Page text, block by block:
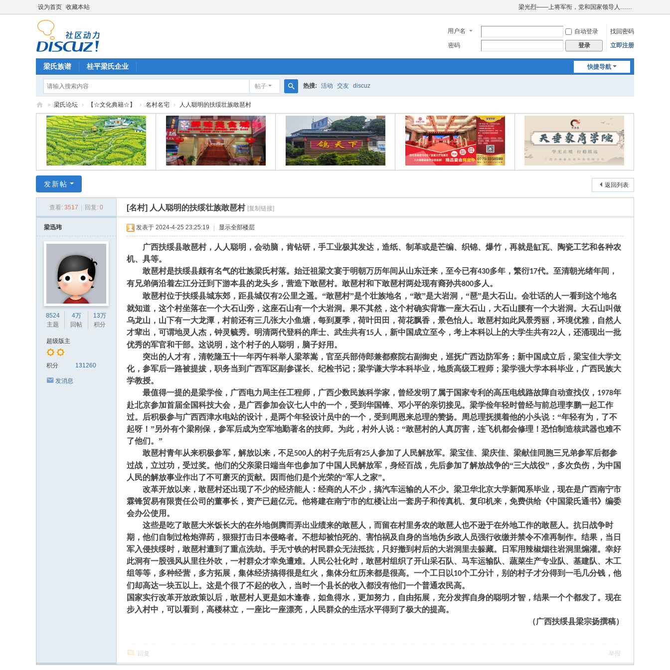
设为首页 收藏本站 梁光烈——上将军衔，党和国家领导人……
用户名 自动登录
找回密码
密码
登录 立即注册
快捷导航
梁氏族谱 桂平梁氏企业
帖子
索
热搜: 活动 交友 discuz
» 梁氏论坛 › 【☆文化典籍☆】 › 名村名宅 › 人人聪明的扶绥壮族敢琶村
返回列表
发新帖
查看: 3517 回复: 0 [名村] 人人聪明的扶绥壮族敢琶村 [复制链接]
梁迅玮
8524
主题
4万
回帖
13万
积分
超级版主
积分 131260
发消息
发表于 2024-4-25 23:25:19 显示全部楼层
广西扶绥县敢琶村，人人聪明，会动脑，肯钻研，手工业极其发达，造纸、制革或是芒编、织锦、爆竹，再就是缸瓦、陶瓷工艺和各种农
机、具等。
敢琶村是扶绥县颇有名气的壮族梁氏村落。始迁祖梁文宴于明朝万历年间从山东迁来，至今已有430多年，繁衍17代。至清朝光绪年间，
有兄弟俩沿着左江分迁到下游本县的龙头乡，营造下敢琶村。敢琶村和下敢琶村两处现有裔孙共800多人。
敢琶村位于扶绥县城东郊，距县城仅有2公里之遥。“敢琶村”是个壮族地名，“敢”是大岩洞，“琶”是大石山。会壮话的人一看到这个地名
就知道，这个村坐落在一个大石山旁，这座石山有一个大岩洞。果不其然，这个村确实背靠一座大石山，大石山腰有一个大岩洞。大石山叫做
乌龙山，山下有一大龙潭，村前还有三几张大小鱼塘，每到夏季，荷叶田田，荷花飘香，景色怡人。敢琶村如此风景秀丽，环境优雅，自然人
才辈出，可谓地灵人杰，钟灵毓秀。明清两代登科的庠士、武生共有15人，新中国成立至今，考上本科以上的大学生共有22人，还涌现出一批
优秀的军官和干部。这说明，这个村子的人聪明，脑子好用。
突出的人才有，清乾隆五十一年丙午科举人梁萃嵩，官至兵部侍郎兼都察院右副御史，巡抚广西边防军务；新中国成立后，梁宝佳大学文
化，参军后一路被提拔，职务当到广西军区副参谋长、纪检书记；梁学谦大学本科毕业，地质高级工程师；梁学强大学本科毕业，广西民族大
学教授。
最值得一提的是梁学俭，广西电力局主任工程师，广西少数民族科学家，曾经发明了属于国家专利的高压电线路故障自动查找仪， 1978年
赴北京参加首届全国科技大会，是广西参加会议七人中的一个，受到华国锋、邓小平的亲切接见。梁学俭年轻时曾经与前总理李鹏一起工作
过。后积极参与广西西津水电站的设计，是两个年轻设计员中的一个，受到周恩来总理的赞扬。周总理抚摸着他的小头说：“年轻有为，了不
起呀！”另外有个梁刚保，参军后成为空军地勤著名的技师。为此，村外人说：“敢琶村的人真厉害，连飞机都会修理！恐怕制造核武器也难不
了他们。”
敢琶村青年从来积极参军，解放以来，不足500人的村子先后有25人参加了人民解放军。梁宝佳、梁庆佳、梁献佳同胞三兄弟参军后都参
过战，立过功，受过奖。他们的父亲梁日端当年也参加了中国人民解放军，身经百战，先后参加了解放战争的“三大战役”，多次负伤，为中国
人民的解放事业作出了不可磨灭的贡献。因而他们是个光荣的“军人之家”。
改革开放以来，敢琶村还出现了不少的经济能人：经商的人不少，搞汽车运输的人不少。梁卫华北京大学新闻系毕业，现在是广西南宁市
霖锋贸易有限责任公司的董事长，资产已超亿元。他将建在南宁市的红楼让出一套房子和传真机、复印机来，免费供给《中国梁氏通书》编委
会办公使用。
这些是吃了敢琶大米饭长大的在外地倒腾而弄出业绩来的敢琶人，而留在村里务农的敢琶人也不逊于在外地工作的敢琶人。抗日战争时
期，他们自制过枪炮弹药，狠狠打击日本侵略者。不想却被怕死的、害怕祸及自身的当地伪乡政人员强行收缴并禁令不准再制作。结果，当日
军入侵扶绥时，敢琶村遭到了重点洗劫。手无寸铁的村民群众无法抵抗，只好撤到村后的大岩洞里去躲藏。日军用辣椒烟往岩洞里煽灌。幸好
此洞有一股强风从里往外吹，一村群众才幸免遭难。人民公社化时，敢琶村组织了开山采石队、马车运输队、蔬菜生产专业队、基建队、木工
组等等，多种经营，多方拓展，集体经济搞得很是红火，集体分红历来都是很高。一个工日以10个工分计，别的村子才分得到一毛几分钱，他
们却高达一块五以上。这是个很了不起的收入，当时一个县长的收入都没有他们一个普通农民高。
国家实行改革开放政策以后，敢琶村人更是如木逢春，如鱼得水，更加努力，自由拓展，充分发挥自身的聪明才智，结果一个个都发了。现在
步入村中，可以看到，高楼林立，一座比一座漂亮，人民群众的生活水平得到了极大的提高。
（广西扶绥县梁宗扬撰稿）
回复 举报